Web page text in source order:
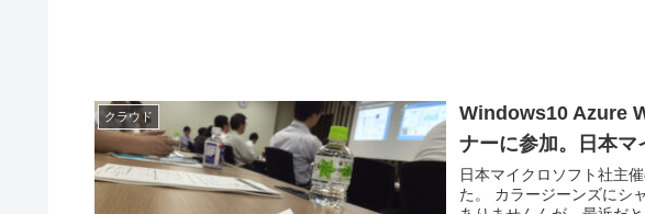
クラウド
Windows10 Azure
ナーに参加。日本マ
日本マイクロソフト社主
た。 カラージーンズにシ